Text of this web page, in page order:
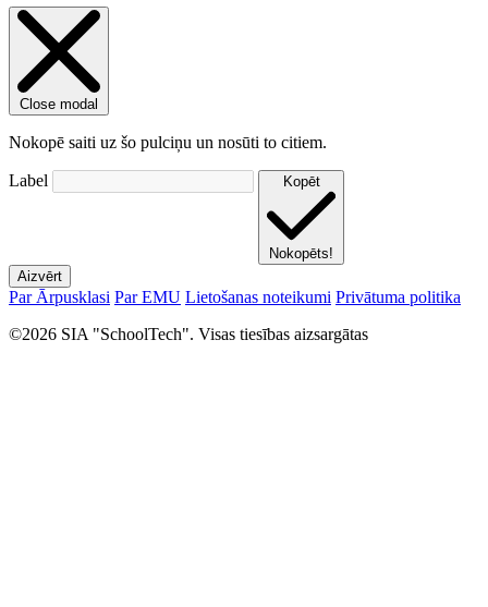
Close modal
Nokopē saiti uz šo pulciņu un nosūti to citiem.
Label Kopēt
Nokopēts!
Aizvērt
Par Ārpusklasi Par EMU Lietošanas noteikumi Privātuma politika
©2026 SIA "SchoolTech". Visas tiesības aizsargātas